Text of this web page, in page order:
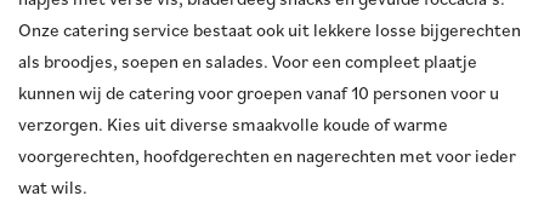
Onze catering service bestaat ook uit lekkere losse bijgerechten
als broodjes, soepen en salades. Voor een compleet plaatje
kunnen wij de catering voor groepen vanaf 10 personen voor u
verzorgen. Kies uit diverse smaakvolle koude of warme
voorgerechten, hoofdgerechten en nagerechten met voor ieder
wat wils.